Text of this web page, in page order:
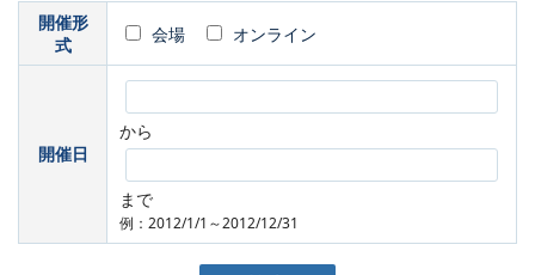
開催形
式
会場 オンライン
開催日
から
まで
例：2012/1/1～2012/12/31